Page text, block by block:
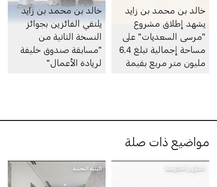
خالد بن محمد بن زايد
يشهد إطلاق مشروع
"مرسى السعديات" على
مساحة إجمالية تبلغ 6.4
مليون متر مربع بقيمة
خالد بن محمد بن زايد
يلتقي الفائزين بجوائز
النسخة الثانية من
"مسابقة صندوق خليفة
لريادة الأعمال"
مواضيع ذات صلة
الشؤون الحكومية البنية التحتية